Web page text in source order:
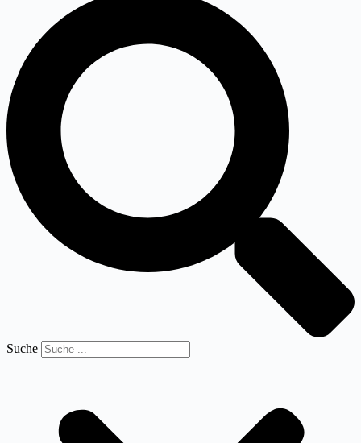
Suche